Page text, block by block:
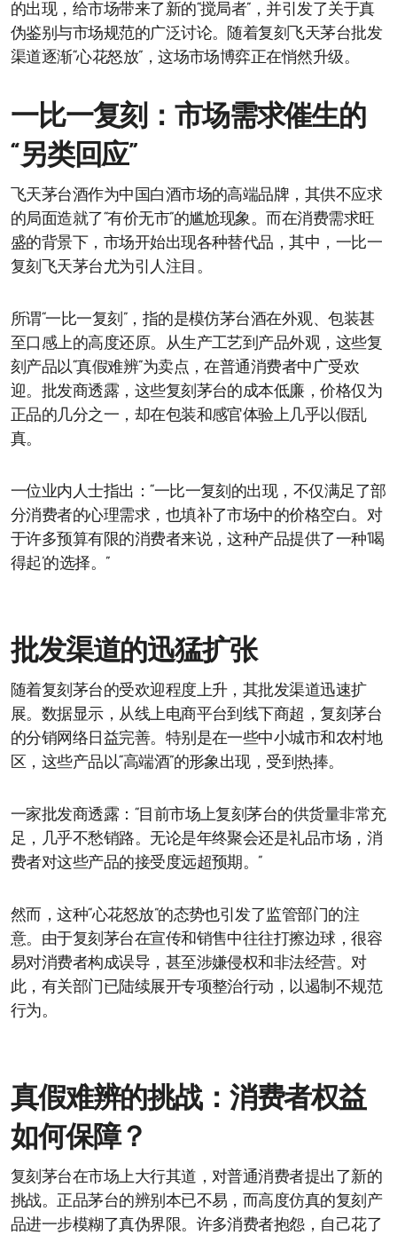
的出现，给市场带来了新的“搅局者”，并引发了关于真
伪鉴别与市场规范的广泛讨论。随着复刻飞天茅台批发
渠道逐渐“心花怒放”，这场市场博弈正在悄然升级。
一比一复刻：市场需求催生的
“另类回应”
飞天茅台酒作为中国白酒市场的高端品牌，其供不应求
的局面造就了“有价无市”的尴尬现象。而在消费需求旺
盛的背景下，市场开始出现各种替代品，其中，一比一
复刻飞天茅台尤为引人注目。
所谓“一比一复刻”，指的是模仿茅台酒在外观、包装甚
至口感上的高度还原。从生产工艺到产品外观，这些复
刻产品以“真假难辨”为卖点，在普通消费者中广受欢
迎。批发商透露，这些复刻茅台的成本低廉，价格仅为
正品的几分之一，却在包装和感官体验上几乎以假乱
真。
一位业内人士指出：“一比一复刻的出现，不仅满足了部
分消费者的心理需求，也填补了市场中的价格空白。对
于许多预算有限的消费者来说，这种产品提供了一种‘喝
得起’的选择。”
批发渠道的迅猛扩张
随着复刻茅台的受欢迎程度上升，其批发渠道迅速扩
展。数据显示，从线上电商平台到线下商超，复刻茅台
的分销网络日益完善。特别是在一些中小城市和农村地
区，这些产品以“高端酒”的形象出现，受到热捧。
一家批发商透露：“目前市场上复刻茅台的供货量非常充
足，几乎不愁销路。无论是年终聚会还是礼品市场，消
费者对这些产品的接受度远超预期。”
然而，这种“心花怒放”的态势也引发了监管部门的注
意。由于复刻茅台在宣传和销售中往往打擦边球，很容
易对消费者构成误导，甚至涉嫌侵权和非法经营。对
此，有关部门已陆续展开专项整治行动，以遏制不规范
行为。
真假难辨的挑战：消费者权益
如何保障？
复刻茅台在市场上大行其道，对普通消费者提出了新的
挑战。正品茅台的辨别本已不易，而高度仿真的复刻产
品进一步模糊了真伪界限。许多消费者抱怨，自己花了